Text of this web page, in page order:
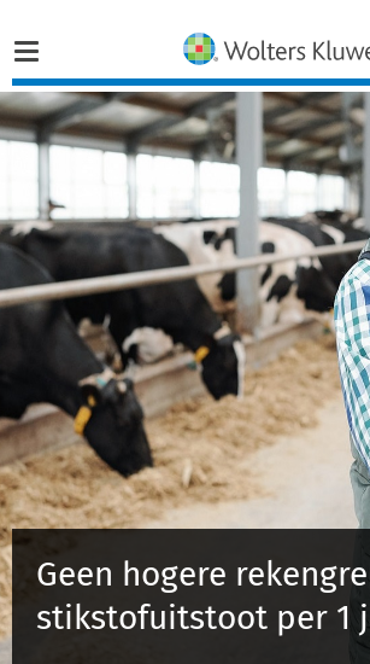
Home
Vakgebieden
Actueel
Producten
Opleidingen
Juridisch advies
Inloggen
Geen hogere
stikstofuitstoot per 1